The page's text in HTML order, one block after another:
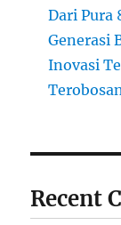
Dari Pura
Generasi
Inovasi
Recent